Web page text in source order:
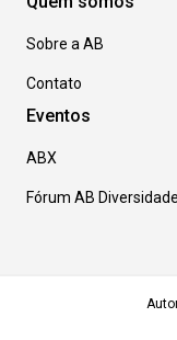
Sobre a AB
Contato
Eventos
ABX
Fórum AB Diversidade